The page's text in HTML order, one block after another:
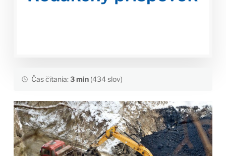
Čas čítania:3 min(434 slov)